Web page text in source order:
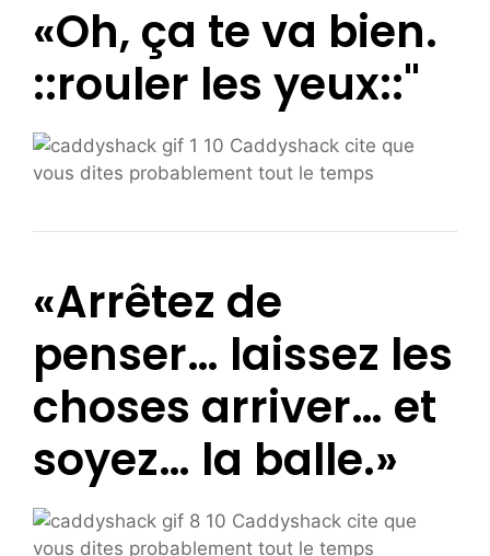
«Oh, ça te va bien.
::rouler les yeux::"
«Arrêtez de
penser… laissez les
choses arriver… et
soyez… la balle.»